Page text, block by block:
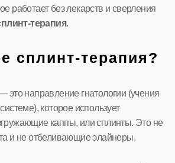
работает без лекарств и сверления
терапия.
сплинт-терапия?
это направление гнатологии (учения
которое использует
каппы, или сплинты. Это не
и не отбеливающие элайнеры.